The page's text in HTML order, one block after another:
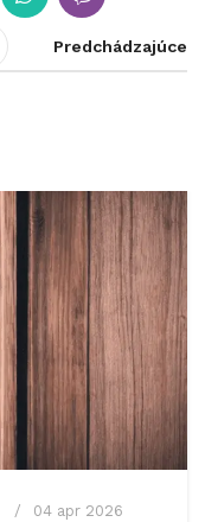
Predchádzajúce
04 apr 2026